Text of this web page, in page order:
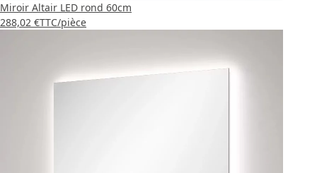
Miroir Altair LED rond 60cm
288,02 €TTC/pièce